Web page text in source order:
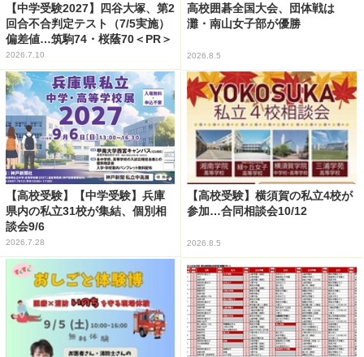
【中学受験2027】四谷大塚、第2
回合不合判定テスト（7/5実施）
偏差値…筑駒74・桜蔭70＜PR＞
2026.7.10
高校囲碁全国大会、団体戦は
灘・南山女子部が優勝
2026.8.5
【高校受験】【中学受験】兵庫
県内の私立31校が集結、個別相
談会9/6
2026.7.28
【高校受験】横須賀の私立4校が
参加…合同相談会10/12
2026.8.5